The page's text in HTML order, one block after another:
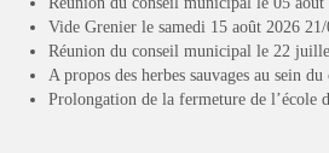
Les réunions du Conseil
(CCRB)
Budget communal &
Vide Grenier le samedi 15 août 2026
Réunion du conseil municipal le 22
A propos des herbes sauvages au sein
Prolongation de la fermeture de l’école